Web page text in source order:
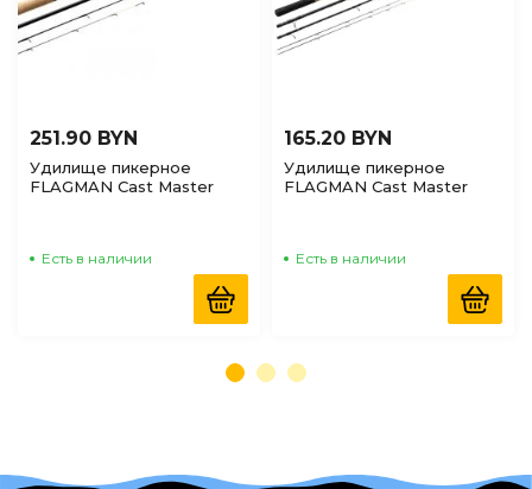
251.90 BYN
Удилище пикерное
FLAGMAN Cast Master
Есть в наличии
165.20 BYN
Удилище пикерное
FLAGMAN Cast Master
Есть в наличии